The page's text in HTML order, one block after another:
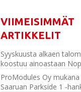
VIIMEISIMMÄT
ARTIKKELIT
Syyskuusta alkaen
koostuu ainoastaan
ProModules Oy mukana
Saaruan Parkside 1 -